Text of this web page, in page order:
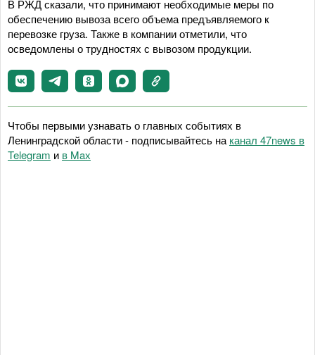
В РЖД сказали, что принимают необходимые меры по
обеспечению вывоза всего объема предъявляемого к
перевозке груза. Также в компании отметили, что
осведомлены о трудностях с вывозом продукции.
Чтобы первыми узнавать о главных событиях в
Ленинградской области - подписывайтесь на канал 47news в
Telegram и в Maх